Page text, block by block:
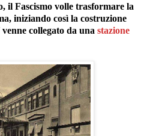
il Fascismo volle trasformare la
iniziando così la costruzione
collegato da una stazione